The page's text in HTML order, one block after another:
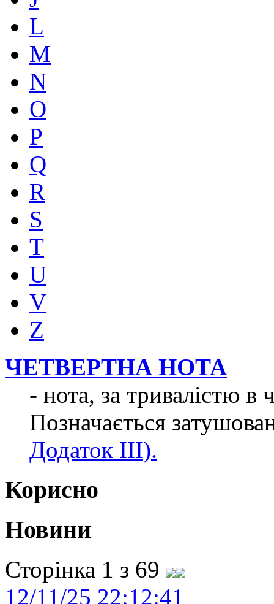
L
M
N
O
P
Q
R
S
T
U
V
Z
ЧЕТВЕРТНА НОТА
- нота, за тривалістю в
Позначається
Додаток IIІ).
Корисно
Новини
Сторінка 1 з 69
12/11/25 22:12:41